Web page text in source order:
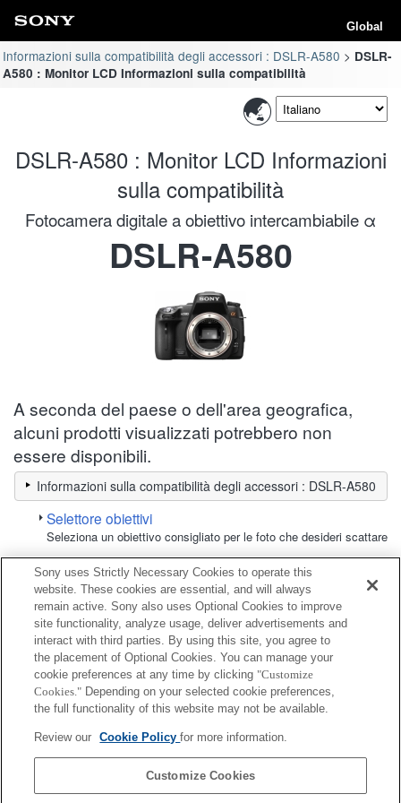
Global
Informazioni sulla compatibilità degli accessori : DSLR-A580
DSLR-
A580 : Monitor LCD Informazioni sulla compatibilità
DSLR-A580 : Monitor LCD Informazioni
sulla compatibilità
Fotocamera digitale a obiettivo intercambiabile α
DSLR-A580
A seconda del paese o dell'area geografica,
alcuni prodotti visualizzati potrebbero non
essere disponibili.
Informazioni sulla compatibilità degli accessori : DSLR-A580
Selettore obiettivi
Seleziona un obiettivo consigliato per le foto che desideri scattare
Monitor LCD
Completamente compatibile
Compatibile, ma con restrizioni
CLM-FHD5
CLM-V55
Sony uses Strictly Necessary Cookies to operate this
website. These cookies are essential, and will always
remain active. Sony also uses Optional Cookies to improve
site functionality, analyze usage, deliver advertisements and
interact with third parties. By using this site, you agree to
the placement of Optional Cookies. You can manage your
cookie preferences at any time by clicking "Customize
Cookies." Depending on your selected cookie preferences,
the full functionality of this website may not be available.
Review our Cookie Policyfor more information.
Customize Cookies